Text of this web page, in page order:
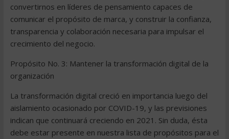
convertirnos en líderes de pensamiento capaces de
comunicar el propósito de marca, y construir la confianza,
transparencia y colaboración necesaria para impulsar el
crecimiento del negocio.
Propósito No. 3: Mantener la transformación digital de la
organización
La transformación digital creció en importancia luego del
aislamiento ocasionado por COVID-19, y las previsiones
indican que continuará creciendo en 2021. Sin duda, ésta
debe estar presente en nuestra lista de propósitos para el